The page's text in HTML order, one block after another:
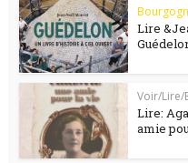
Lire
Voir/Lire/
Lire:
amie